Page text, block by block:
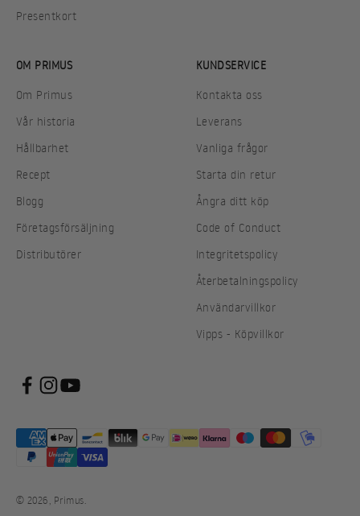
Presentkort
OM PRIMUS
Om Primus
Vår historia
Hållbarhet
Recept
Blogg
Företagsförsäljning
Distributörer
KUNDSERVICE
Kontakta oss
Leverans
Vanliga frågor
Starta din retur
Ångra ditt köp
Code of Conduct
Integritetspolicy
Återbetalningspolicy
Användarvillkor
Vipps - Köpvillkor
© 2026, Primus.